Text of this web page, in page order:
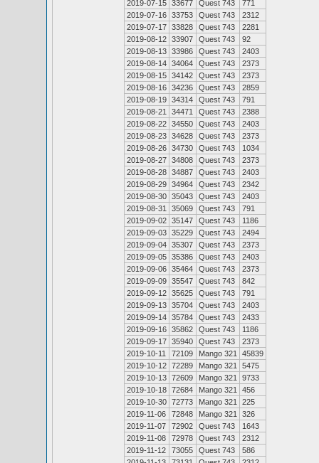
2019-07-15 33677 Quest 743
771
2019-07-16 33753 Quest 743
2312
2019-07-17 33828 Quest 743
2281
2019-08-12 33907 Quest 743
92
2019-08-13 33986 Quest 743
2403
2019-08-14 34064 Quest 743
2373
2019-08-15 34142 Quest 743
2373
2019-08-16 34236 Quest 743
2859
2019-08-19 34314 Quest 743
791
2019-08-21
34471 Quest 743
2388
2019-08-22 34550 Quest 743
2403
2019-08-23 34628 Quest 743
2373
2019-08-26 34730 Quest 743
1034
2019-08-27 34808 Quest 743
2373
2019-08-28 34887 Quest 743
2403
2019-08-29 34964 Quest 743
2342
2019-08-30 35043 Quest 743
2403
2019-08-31
35069 Quest 743
791
2019-09-02 35147 Quest 743
1186
2019-09-03 35229 Quest 743
2494
2019-09-04 35307 Quest 743
2373
2019-09-05 35386 Quest 743
2403
2019-09-06 35464 Quest 743
2373
2019-09-09 35547 Quest 743
842
2019-09-12 35625 Quest 743
791
2019-09-13 35704 Quest 743
2403
2019-09-14 35784 Quest 743
2433
2019-09-16 35862 Quest 743
1186
2019-09-17 35940 Quest 743
2373
2019-10-11
72109 Mango 321
45839
2019-10-12 72289 Mango 321
5475
2019-10-13 72609 Mango 321
9733
2019-10-18 72684 Mango 321
456
2019-10-30 72773 Mango 321
225
2019-11-06
72848 Mango 321
326
2019-11-07
72902 Quest 743
1643
2019-11-08
72978 Quest 743
2312
2019-11-12
73055 Quest 743
586